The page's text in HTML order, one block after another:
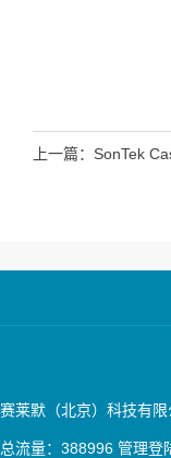
上一篇： SonTek
赛莱默（北京）科技有限
总流量：388996 管理登